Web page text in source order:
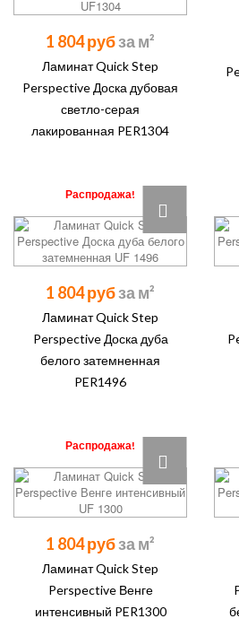
1 804 руб
Ламинат Quick Step
Perspective Доска дубовая
светло-серая
лакированная PER1304
Распродажа!
1 804 руб
Ламинат Quick Step
Perspective Доска дуба
белого затемненная
PER1496
Распродажа!
1 804 руб
Ламинат Quick Step
Perspective Венге
интенсивный PER1300